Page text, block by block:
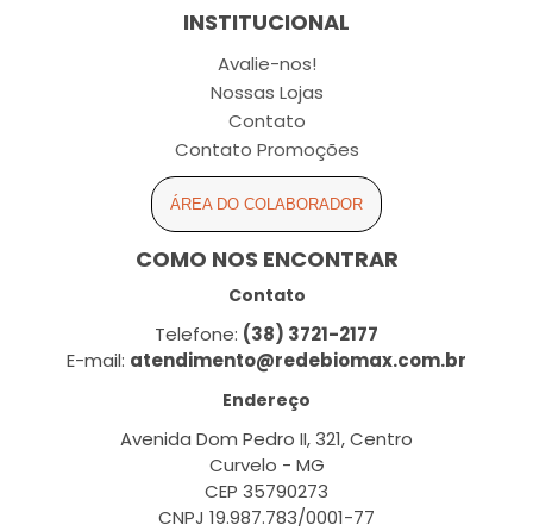
INSTITUCIONAL
Avalie-nos!
Nossas Lojas
Contato
Contato Promoções
ÁREA DO COLABORADOR
COMO NOS ENCONTRAR
Contato
Telefone: (38) 3721-2177
E-mail: atendimento@redebiomax.com.br
Endereço
Avenida Dom Pedro II, 321, Centro
Curvelo - MG
CEP 35790273
CNPJ 19.987.783/0001-77